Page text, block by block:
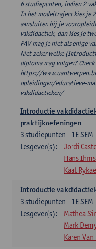
6 studiepunten, indien 2
In het modeltraject kies je
aansluiten bij je
vakdidactiek, dan kies je
PAV mag je niet als enige
Niet zeker welke
diploma mag volgen? Check
https://
opleidingen/educatieve-
vakdidactieken/
Introductie
praktijkoefeningen
1E SEM
3 studiepunten
Lesgever(s):
Jordi
Hans
Kaat
Introductie
1E SEM
3 studiepunten
Lesgever(s):
Mathea
Mark
Karen